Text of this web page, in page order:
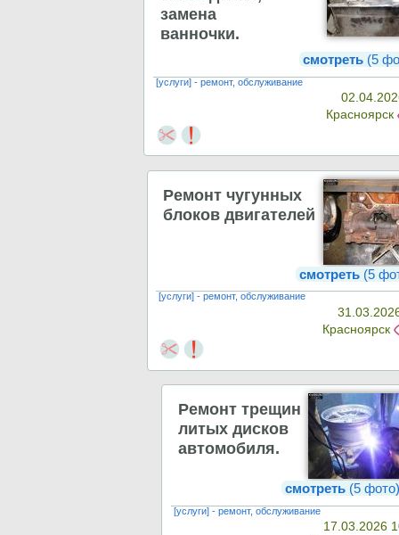
замена
ванночки.
смотреть(5
[услуги] - ремонт, обслуживание
Красноярск
Ремонт чугунных
блоков двигателей
смотреть (5
[услуги] - ремонт, обслуживание
Красноярск
Ремонт трещин
литых дисков
автомобиля.
смотреть(5
[услуги] - ремонт, обслуживание
17.03.2026